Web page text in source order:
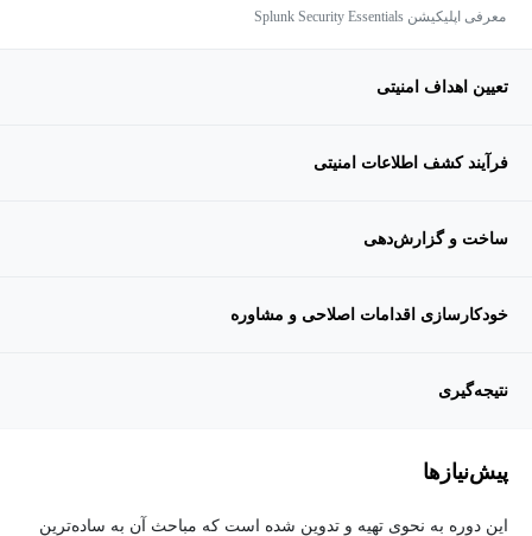
معرفی اپلیکیشن Splunk Security Essentials
تعیین اهداف امنیتی
فرآیند کشف اطلاعات امنیتی
ساخت و گزارش‌دهی
خودکارسازی اقدامات اصلاحی و مشاوره
نتیجه‌گیری
پیش‌نیاز‌ها
این دوره به نحوی تهیه و تدوین شده است که مباحث آن به ساده‌ترین